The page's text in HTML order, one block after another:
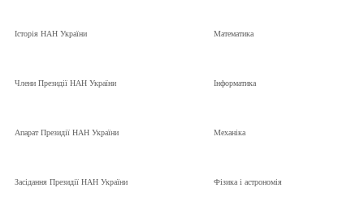
Історія НАН України
Члени Президії НАН України
Апарат Президії НАН України
Засідання Президії НАН України
Математика
Інформатика
Механіка
Фізика і астрономія